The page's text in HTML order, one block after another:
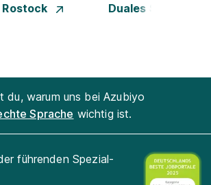
Duales Studium
du, warum uns bei Azubiyo
Sprache wichtig ist.
führenden Spezial-